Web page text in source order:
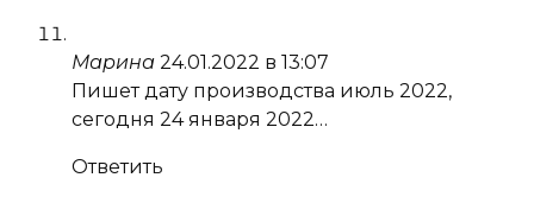
Марина 24.01.2022 в 13:07
Пишет дату производства июль 2022,
сегодня 24 января 2022…
Ответить